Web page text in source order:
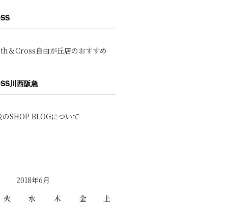
＆Cross自由が丘店のおすすめ
川西阪急
のSHOP BLOGについて
2018年6月
火 水 木 金
土